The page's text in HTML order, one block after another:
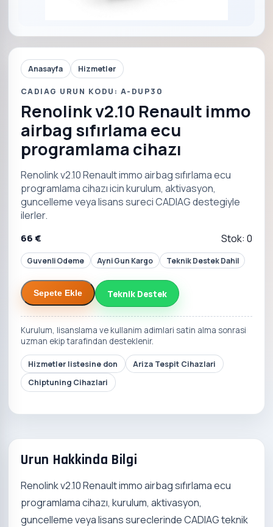
Anasayfa Hizmetler
CADIAG URUN KODU: A-DUP30
Renolink v2.10 Renault immo
airbag sıfırlama ecu
programlama cihazı
Renolink v2.10 Renault immo airbag sıfırlama ecu
programlama cihazı icin kurulum, aktivasyon,
guncelleme veya lisans sureci CADIAG destegiyle
ilerler.
66 € Stok: 0
Guvenli Odeme Ayni Gun Kargo Teknik Destek Dahil
Sepete Ekle Teknik Destek
Kurulum, lisanslama ve kullanim adimlari satin alma sonrasi
uzman ekip tarafindan desteklenir.
Hizmetler listesine don
Ariza Tespit Cihazlari
Chiptuning Cihazlari
Urun Hakkinda Bilgi
Renolink v2.10 Renault immo airbag sıfırlama ecu
programlama cihazı, kurulum, aktivasyon,
guncelleme veya lisans sureclerinde CADIAG teknik